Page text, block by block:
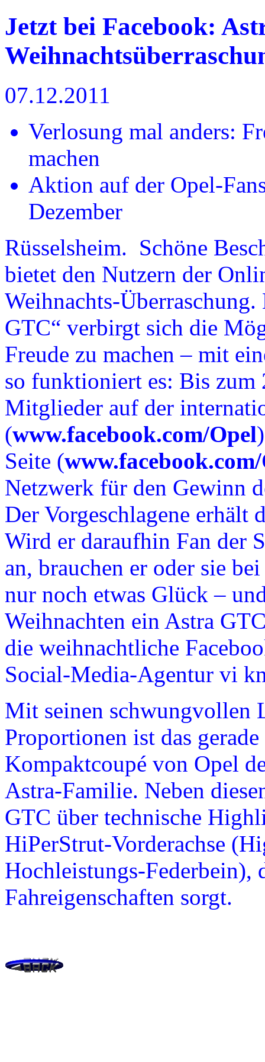
Jetzt bei Facebook:
07.12.2011
Verlosung mal anders:
machen
Aktion auf der Opel-
Dezember
Rüsselsheim. Schöne
bietet den Nutzern der
Weihnachts-
GTC“ verbirgt sich die
Freude zu machen – mit
so funktioniert es: Bis zum
Mitglieder auf der
(www.facebook.com/Opel
Seite (
Netzwerk für den Gewinn
Der Vorgeschlagene erhält
Wird er daraufhin Fan der
an, brauchen er oder sie
nur noch etwas Glück –
Weihnachten ein Astra
die weihnachtliche
Social-Media-Agentur vi
Mit seinen schwungvollen
Proportionen ist das
Kompaktcoupé von Opel
Astra-Familie. Neben
GTC über technische
HiPerStrut-Vorderachse
Hochleistungs-Federbein),
Fahreigenschaften sorgt.